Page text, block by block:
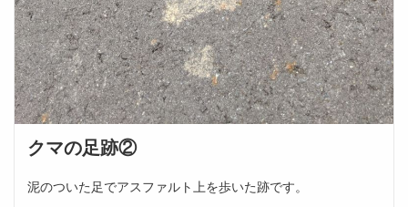
クマの足跡②
泥のついた足でアスファルト上を歩いた跡です。